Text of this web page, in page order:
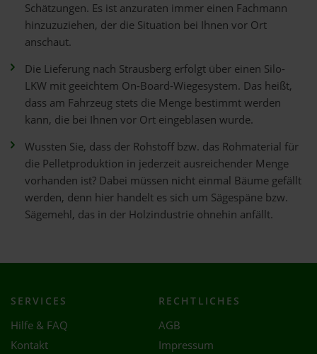
Schätzungen. Es ist anzuraten immer einen Fachmann
hinzuzuziehen, der die Situation bei Ihnen vor Ort
anschaut.
Die Lieferung nach Strausberg erfolgt über einen Silo-
LKW mit geeichtem On-Board-Wiegesystem. Das heißt,
dass am Fahrzeug stets die Menge bestimmt werden
kann, die bei Ihnen vor Ort eingeblasen wurde.
Wussten Sie, dass der Rohstoff bzw. das Rohmaterial für
die Pelletproduktion in jederzeit ausreichender Menge
vorhanden ist? Dabei müssen nicht einmal Bäume gefällt
werden, denn hier handelt es sich um Sägespäne bzw.
Sägemehl, das in der Holzindustrie ohnehin anfällt.
SERVICES
Hilfe & FAQ
Kontakt
RECHTLICHES
AGB
Impressum